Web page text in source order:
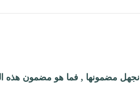
نجهل مضمونها , فما هو مضمون هذه